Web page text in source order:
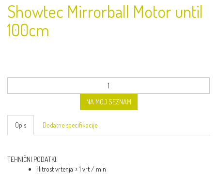
Showtec Mirrorball Motor until
100cm
NA MOJ SEZNAM
Opis Dodatne specifikacije
TEHNIČNI PODATKI:
Hitrost vrtenja ± 1 vrt / min